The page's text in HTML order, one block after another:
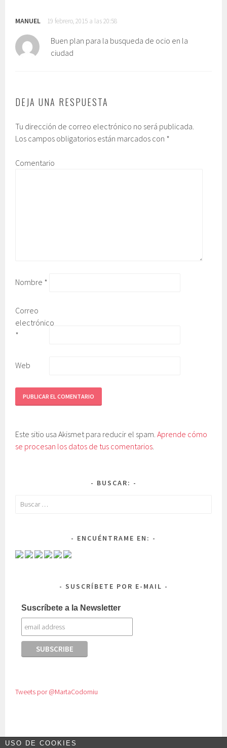
MANUEL 19 febrero, 2015 a las 20:58
Buen plan para la busqueda de ocio en la
ciudad
DEJA UNA RESPUESTA
Tu dirección de correo electrónico no será publicada.
Los campos obligatorios están marcados con *
Comentario
Nombre *
Correo
electrónico
*
Web
Este sitio usa Akismet para reducir el spam.Aprende cómo
se procesan los datos de tus comentarios
BUSCAR:
Buscar:
ENCUÉNTRAME EN:
SUSCRÍBETE POR E-MAIL
Suscríbete a la Newsletter
Tweets por @MartaCodorniu
USO DE COOKIES